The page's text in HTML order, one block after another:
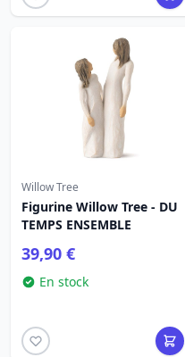
Willow Tree
Figurine Willow Tree - DU
TEMPS ENSEMBLE
39,90 €
En stock